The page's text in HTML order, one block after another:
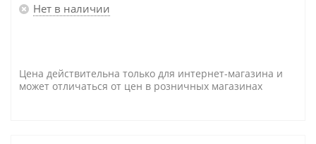
Нет в наличии
Цена действительна только для интернет-магазина и
может отличаться от цен в розничных магазинах